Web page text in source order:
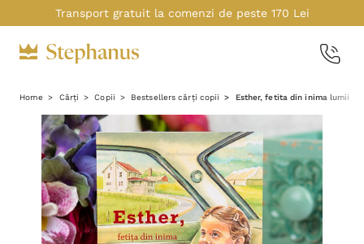
Transport gratuit la comenzi de peste 170 Lei
Home Cărți Copii Bestsellers cărți copii Esther, fetita din inima lumii -